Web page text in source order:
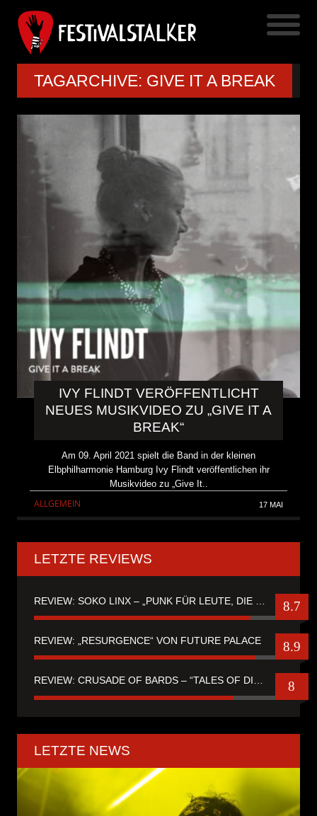
TAGARCHIVE: GIVE IT A BREAK
IVY FLINDT VERÖFFENTLICHT
NEUES MUSIKVIDEO ZU „GIVE IT A
BREAK“
Am 09. April 2021 spielt die Band in der kleinen
Elbphilharmonie Hamburg Ivy Flindt veröffentlichen ihr
Musikvideo zu „Give It..
ALLGEMEIN 17 MAI
LETZTE REVIEWS
8.7
REVIEW: „RESURGENCE“ VON FUTURE PALACE 8.9
REVIEW: CRUSADE OF BARDS – “TALES OF DISTANT WORLDS“ 8
LETZTE NEWS